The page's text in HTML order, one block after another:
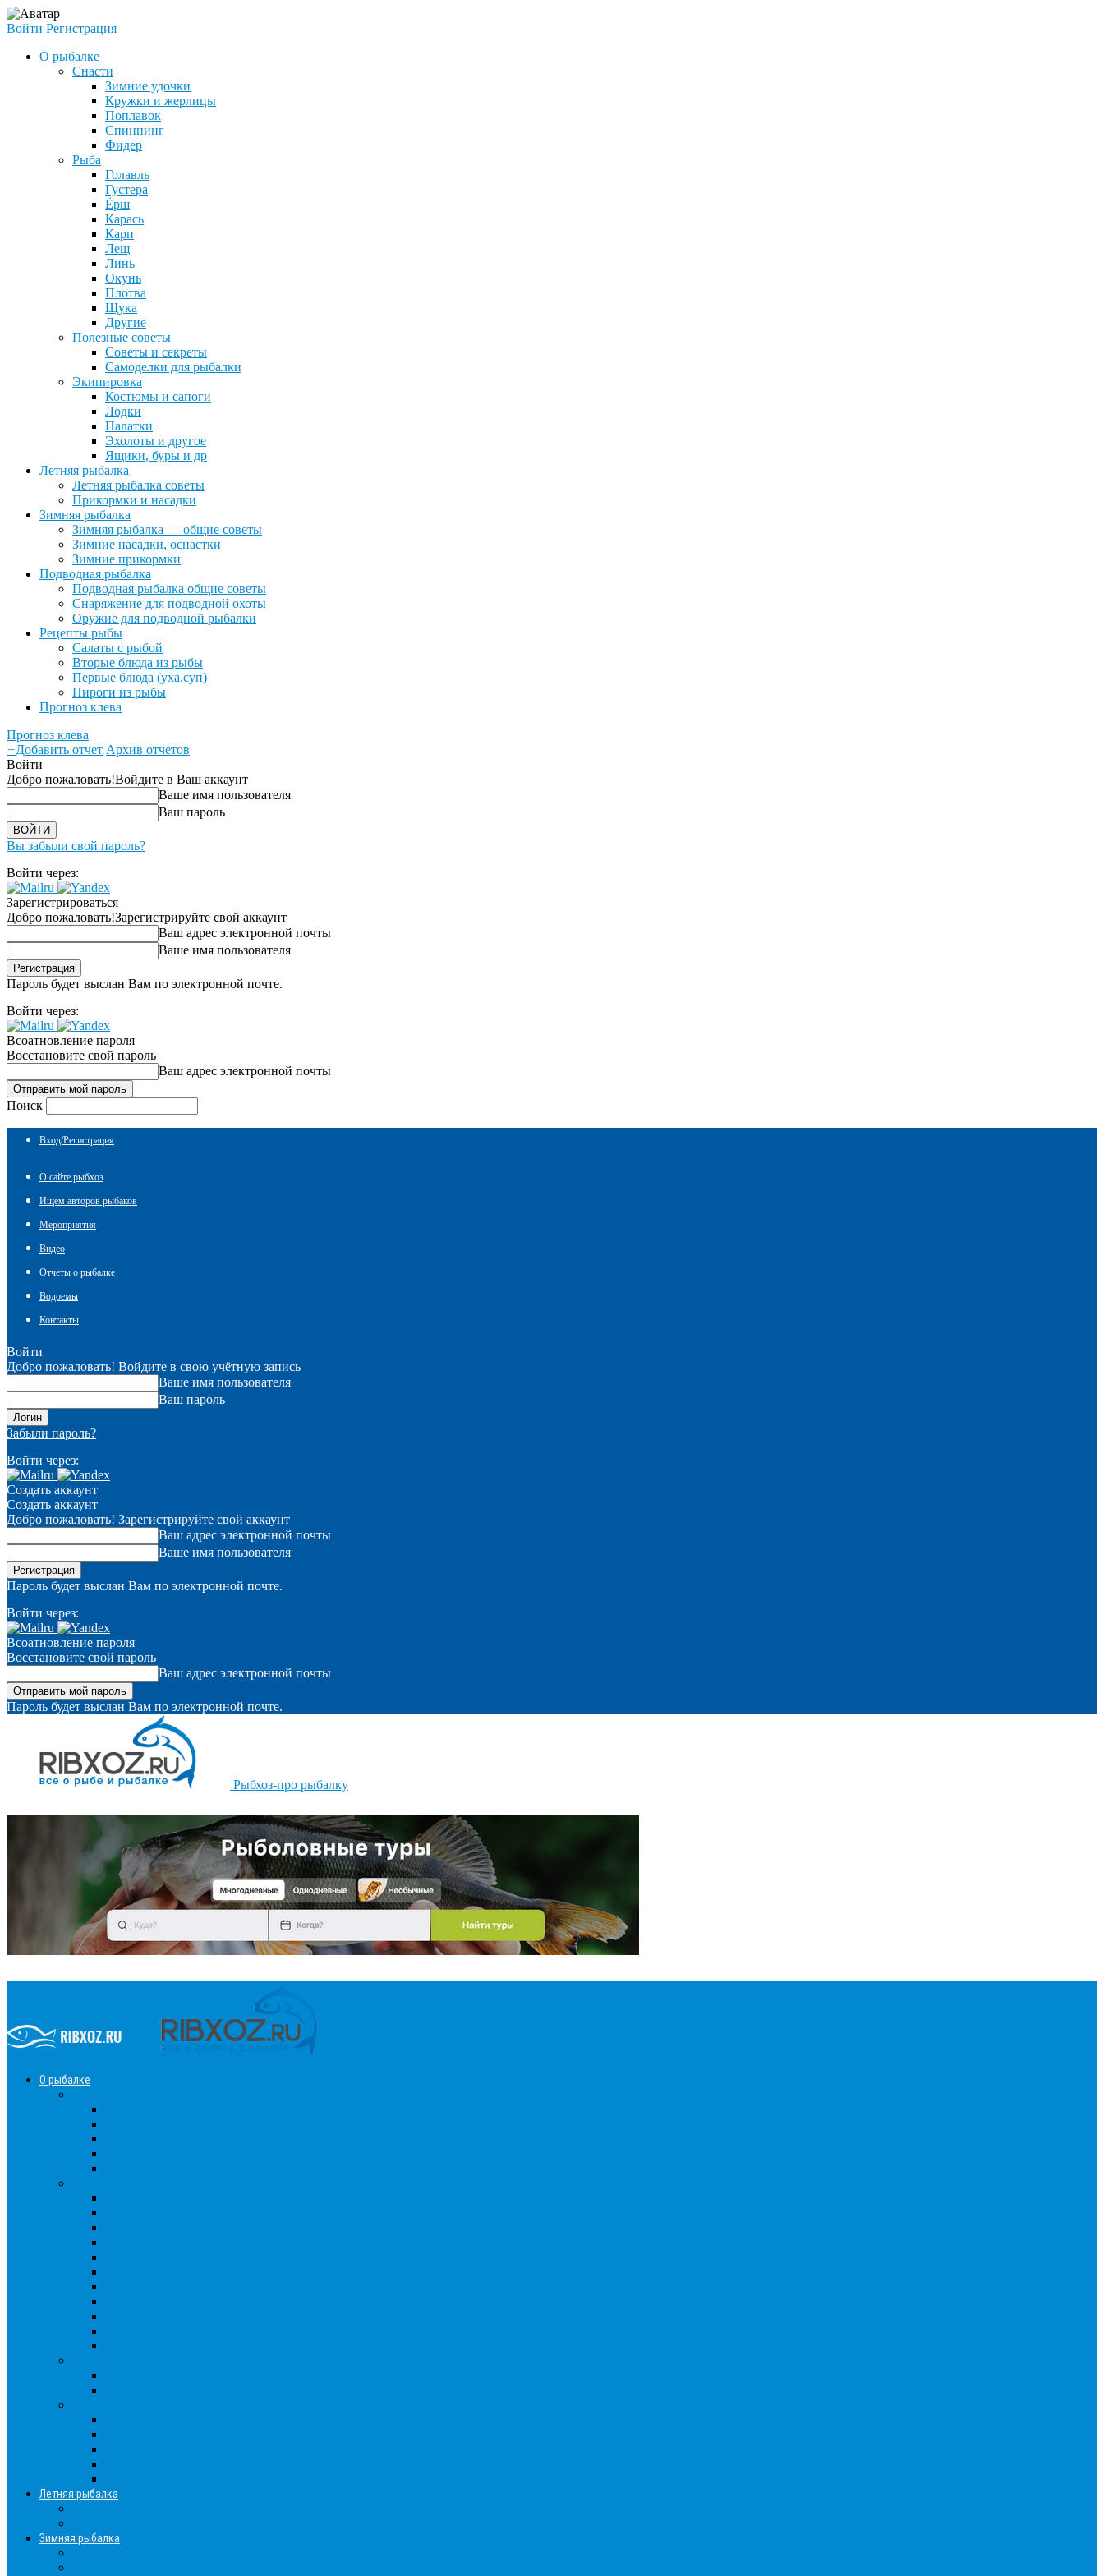
Войти Регистрация
О рыбалке
Снасти
Зимние удочки
Кружки и жерлицы
Поплавок
Спиннинг
Фидер
Рыба
Голавль
Густера
Ёрш
Карась
Карп
Лещ
Линь
Окунь
Плотва
Щука
Другие
Полезные советы
Советы и секреты
Самоделки для рыбалки
Экипировка
Костюмы и сапоги
Лодки
Палатки
Эхолоты и другое
Ящики, буры и др
Летняя рыбалка
Летняя рыбалка советы
Прикормки и насадки
Зимняя рыбалка
Зимняя рыбалка — общие советы
Зимние насадки, оснастки
Зимние прикормки
Подводная рыбалка
Подводная рыбалка общие советы
Снаряжение для подводной охоты
Оружие для подводной рыбалки
Рецепты рыбы
Салаты с рыбой
Вторые блюда из рыбы
Первые блюда (уха,суп)
Пироги из рыбы
Прогноз клева
Прогноз клева
+Добавить отчет Архив отчетов
Войти
Добро пожаловать!Войдите в Ваш аккаунт
Ваше имя пользователя
Ваш пароль
Вы забыли свой пароль?
Войти через:
Зарегистрироваться
Добро пожаловать!Зарегистрируйте свой аккаунт
Ваш адрес электронной почты
Ваше имя пользователя
Пароль будет выслан Вам по электронной почте.
Войти через:
Всоатновление пароля
Восстановите свой пароль
Ваш адрес электронной почты
Поиск
Вход/Регистрация
О сайте рыбхоз
Ищем авторов рыбаков
Мероприятия
Видео
Отчеты о рыбалке
Водоемы
Контакты
Войти
Добро пожаловать! Войдите в свою учётную запись
Ваше имя пользователя
Ваш пароль
Забыли пароль?
Войти через:
Создать аккаунт
Создать аккаунт
Добро пожаловать! Зарегистрируйте свой аккаунт
Ваш адрес электронной почты
Ваше имя пользователя
Пароль будет выслан Вам по электронной почте.
Войти через:
Всоатновление пароля
Восстановите свой пароль
Ваш адрес электронной почты
Пароль будет выслан Вам по электронной почте.
Рыбхоз-про рыбалку
О рыбалке
Летняя рыбалка
Зимняя рыбалка